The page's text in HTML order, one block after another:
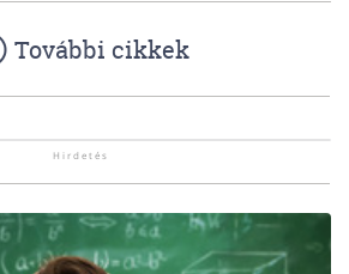
További cikkek